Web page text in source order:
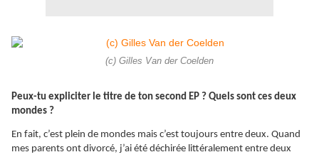
(c) Gilles Van der Coelden
Peux-tu expliciter le titre de ton second EP ? Quels sont ces deux
mondes ?
En fait, c’est plein de mondes mais c’est toujours entre deux. Quand
mes parents ont divorcé, j’ai été déchirée littéralement entre deux